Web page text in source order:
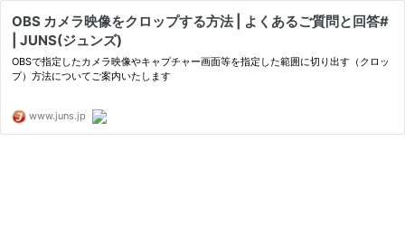
OBS カメラ映像をクロップする方法 | よくあるご質問と回答#
| JUNS(ジュンズ)
OBSで指定したカメラ映像やキャプチャー画面等を指定した範囲に切り出す（クロッ
プ）方法についてご案内いたします
www.juns.jp